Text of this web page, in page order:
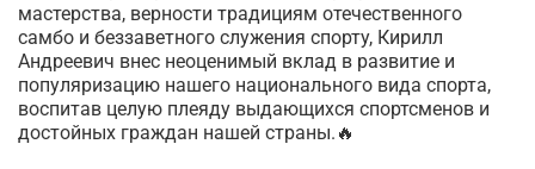
мастерства, верности традициям отечественного
самбо и беззаветного служения спорту, Кирилл
Андреевич внес неоценимый вклад в развитие и
популяризацию нашего национального вида спорта,
воспитав целую плеяду выдающихся спортсменов и
достойных граждан нашей страны.🔥